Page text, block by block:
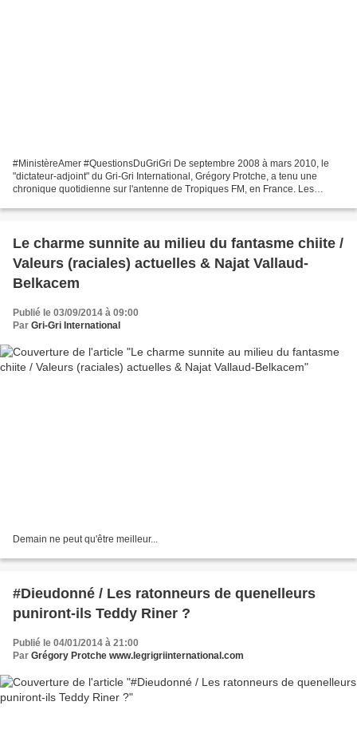
#MinistèreAmer #QuestionsDuGriGri De septembre 2008 à mars 2010, le
"dictateur-adjoint" du Gri-Gri International, Grégory Protche, a tenu une
chronique quotidienne sur l'antenne de Tropiques FM, en France. Les
Le charme sunnite au milieu du fantasme chiite /
Valeurs (raciales) actuelles & Najat Vallaud-
Belkacem
Publié le 03/09/2014 à 09:00
Par Gri-Gri International
Demain ne peut qu'être meilleur...
#Dieudonné / Les ratonneurs de quenelleurs
puniront-ils Teddy Riner ?
Publié le 04/01/2014 à 21:00
Par Grégory Protche www.legrigriinternational.com